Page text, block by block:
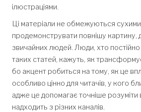
ілюстраціями.
Ці матеріали не обмежуються сухими
продемонструвати повнішу
звичайних людей. Люди, хто
таких статей, кажуть, як
бо акцент робиться на тому, як це
особливо цінно для читачів, у кого
адже це допомагає точніше розуміти
надходить з різних каналів.